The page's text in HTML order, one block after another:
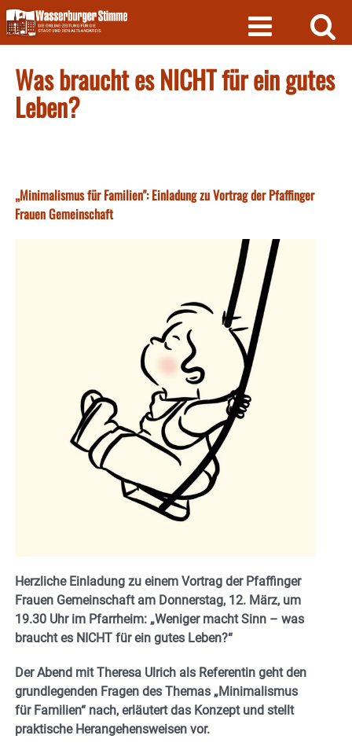
Skip
to
content
Was braucht es NICHT für ein gutes
Leben?
„Minimalismus für Familien": Einladung zu Vortrag der Pfaffinger
Frauen Gemeinschaft
Herzliche Einladung zu einem Vortrag der Pfaffinger
Frauen Gemeinschaft am Donnerstag, 12. März, um
19.30 Uhr im Pfarrheim: „Weniger macht Sinn – was
braucht es NICHT für ein gutes Leben?“
Der Abend mit Theresa Ulrich als Referentin geht den
grundlegenden Fragen des Themas „Minimalismus
für Familien“ nach, erläutert das Konzept und stellt
praktische Herangehensweisen vor.